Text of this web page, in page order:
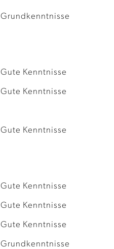
Grundkenntnisse
Gute Kenntnisse
Gute Kenntnisse
Gute Kenntnisse
Gute Kenntnisse
Gute Kenntnisse
Gute Kenntnisse
Grundkenntnisse